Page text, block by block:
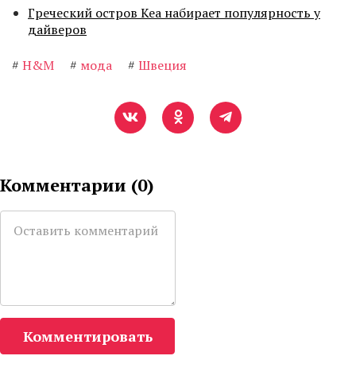
Греческий остров Кеа набирает популярность у
дайверов
# H&M # мода # Швеция
Комментарии (0)
Комментировать